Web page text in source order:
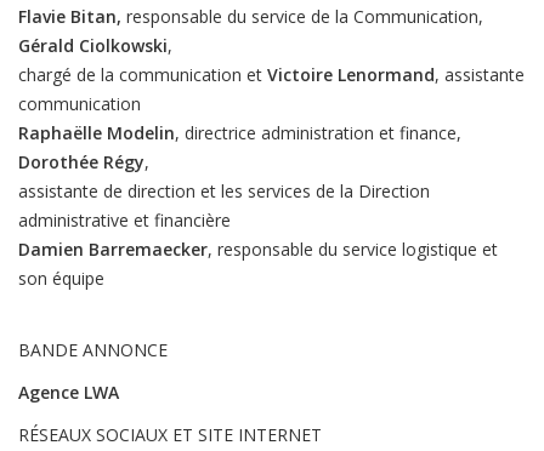
Flavie Bitan, responsable du service de la Communication,
Gérald Ciolkowski,
chargé de la communication et Victoire Lenormand, assistante
communication
Raphaëlle Modelin, directrice administration et finance,
Dorothée Régy,
assistante de direction et les services de la Direction
administrative et financière
Damien Barremaecker, responsable du service logistique et
son équipe
BANDE ANNONCE
Agence LWA
RÉSEAUX SOCIAUX ET SITE INTERNET